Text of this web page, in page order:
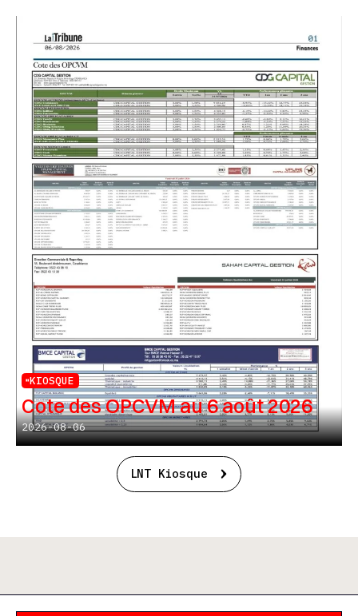
KIOSQUE
Cote des OPCVM au 6 août 2026
2026-08-06
LNT Kiosque